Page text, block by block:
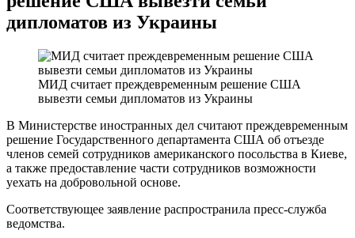
дипломатов из Украины
МИД считает преждевременным решение США
вывезти семьи дипломатов из Украины
В Министерстве иностранных дел считают преждевременным
решение Государственного департамента США об отъезде
членов семей сотрудников американского посольства в Киеве,
а также предоставление части сотрудников возможности
уехать на добровольной основе.
Соответствующее заявление распространила пресс-служба
ведомства.